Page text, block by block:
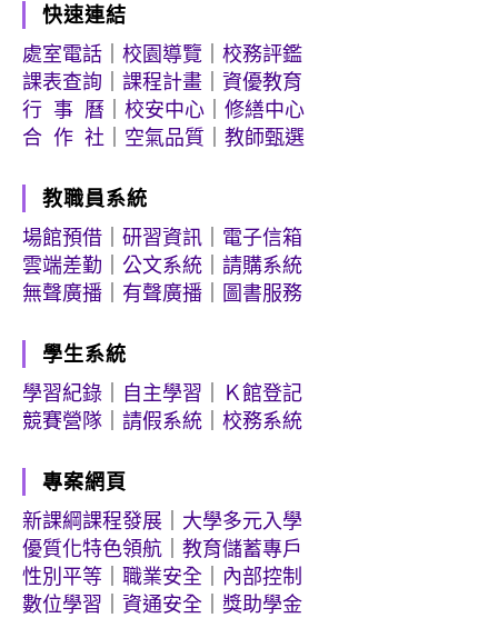
快速連結
處室電話
校園導覽
校務評鑑
課表查詢
課程計畫
資優教育
行 事 曆
校安中心
修繕中心
合 作 社
空氣品質 教師甄選
教職員系統
場館預借
研習資訊
電子信箱
雲端差勤
公文系統
請購系統
無聲廣播
有聲廣播 圖書服務
學生系統
學習紀錄
自主學習
Ｋ館登記
競賽營隊
請假系統 校務系統
專案網頁
新課綱課程發展
大學多元入學
優質化特色領航
教育儲蓄專戶
性別平等
職業安全
內部控制
數位學習
資通安全 獎助學金